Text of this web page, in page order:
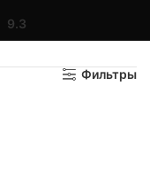
9.3
Фильтры